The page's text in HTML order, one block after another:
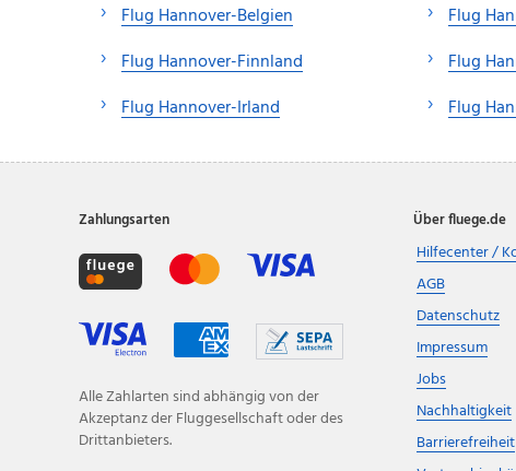
Flug Hannover-Belgien
Flug Hannover-Finnland
Flug Hannover-Irland
Flug
Flug
Flug